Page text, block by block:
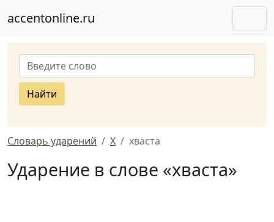
accentonline.ru
Найти
Словарь ударений Х хваста
Ударение в слове «хваста»